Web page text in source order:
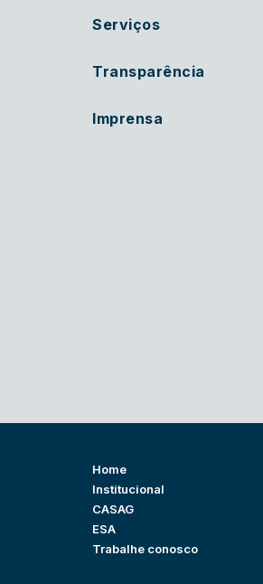
Serviços
Transparência
Imprensa
Home
Institucional
CASAG
ESA
Trabalhe conosco